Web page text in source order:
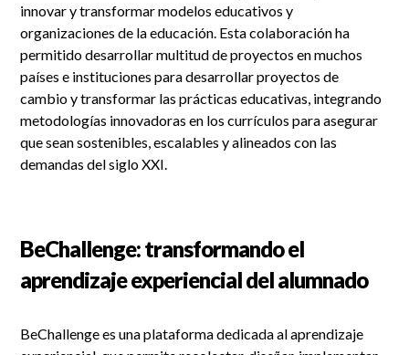
innovar y transformar modelos educativos y
organizaciones de la educación. Esta colaboración ha
permitido desarrollar multitud de proyectos en muchos
países e instituciones para desarrollar proyectos de
cambio y transformar las prácticas educativas, integrando
metodologías innovadoras en los currículos para asegurar
que sean sostenibles, escalables y alineados con las
demandas del siglo XXI.
BeChallenge: transformando el
aprendizaje experiencial del alumnado
BeChallenge es una plataforma dedicada al aprendizaje